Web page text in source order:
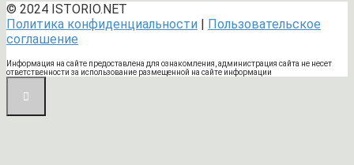
© 2024 ISTORIO.NET
Политика конфиденциальности | Пользовательское
соглашение
Информация на сайте предоставлена для ознакомления, администрация сайта не несет
ответственности за использование размещенной на сайте информации